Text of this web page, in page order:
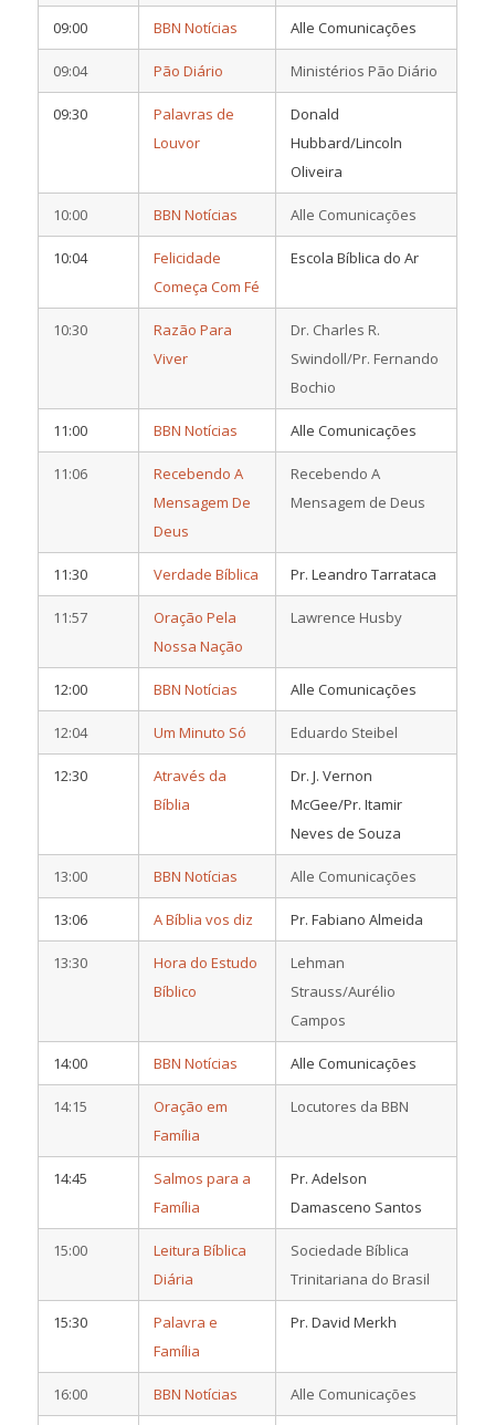
09:00 BBN Notícias Alle Comunicações
09:04 Pão Diário Ministérios Pão Diário
09:30
Palavras de
Louvor
Donald
Hubbard/Lincoln
Oliveira
10:00 BBN Notícias Alle Comunicações
10:04
Felicidade
Começa Com Fé
Escola Bíblica do Ar
10:30
Razão Para
Viver
Dr. Charles R.
Swindoll/Pr. Fernando
Bochio
11:00 BBN Notícias Alle Comunicações
11:06
Recebendo A
Mensagem De
Deus
Recebendo A
Mensagem de Deus
11:30 Verdade Bíblica Pr. Leandro Tarrataca
11:57
Oração Pela
Nossa Nação
Lawrence Husby
12:00 BBN Notícias Alle Comunicações
12:04 Um Minuto Só Eduardo Steibel
12:30
Através da
Bíblia
Dr. J. Vernon
McGee/Pr. Itamir
Neves de Souza
13:00 BBN Notícias Alle Comunicações
13:06 A Bíblia vos diz Pr. Fabiano Almeida
13:30
Hora do Estudo
Bíblico
Lehman
Strauss/Aurélio
Campos
14:00 BBN Notícias Alle Comunicações
14:15
Oração em
Família
Locutores da BBN
14:45
Salmos para a
Família
Pr. Adelson
Damasceno Santos
15:00
Leitura Bíblica
Diária
Sociedade Bíblica
Trinitariana do Brasil
15:30
Palavra e
Família
Pr. David Merkh
16:00 BBN Notícias Alle Comunicações